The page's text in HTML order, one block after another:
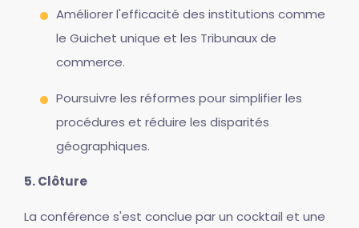
Améliorer l'efficacité des institutions comme
le Guichet unique et les Tribunaux de
commerce.
Poursuivre les réformes pour simplifier les
procédures et réduire les disparités
géographiques.
5. Clôture
La conférence s'est conclue par un cocktail et une